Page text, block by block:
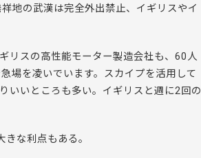
地の武漢は完全外出禁止、イギリスやイ
リスの高性能モーター製造会社も、60人
場を凌いでいます。スカイプを活用して
いいところも多い。イギリスと週に2回の
な利点もある。